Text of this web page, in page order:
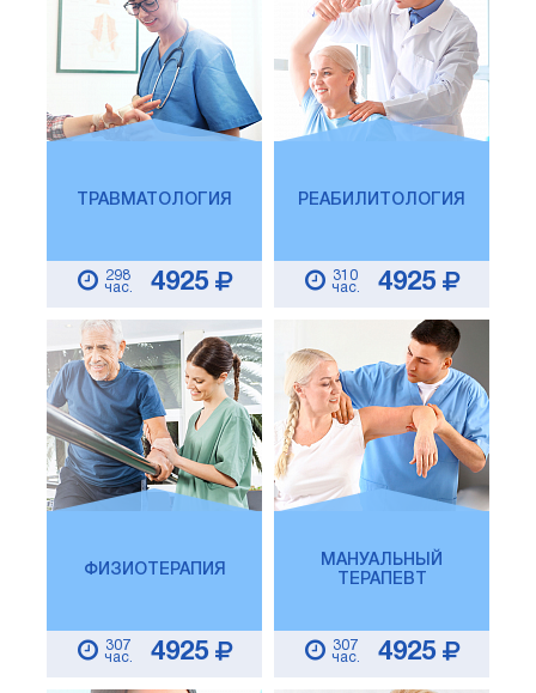
ТРАВМАТОЛОГИЯ
298
час.
4925
РЕАБИЛИТОЛОГИЯ
310
час.
4925
ФИЗИОТЕРАПИЯ
307
час.
4925
МАНУАЛЬНЫЙ
ТЕРАПЕВТ
307
час.
4925